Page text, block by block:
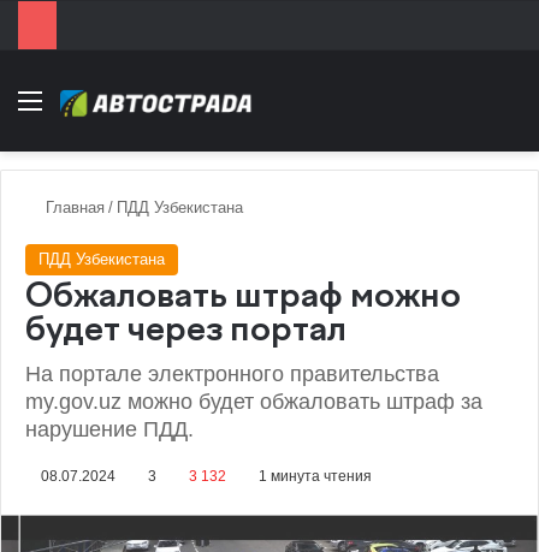
Menu
Главная / ПДД Узбекистана
ПДД Узбекистана
Обжаловать штраф можно
будет через портал
На портале электронного правительства
my.gov.uz можно будет обжаловать штраф за
нарушение ПДД.
08.07.2024 3 3 132 1 минута чтения